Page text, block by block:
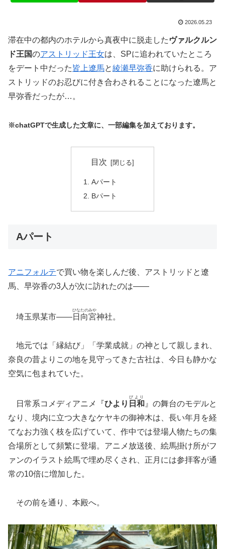
2026.05.23
滞在中の都内のホテルから真夜中に脱走した ヴァルクルン
ド王国のアストリッド王女は、SPに追われていたところ
をデート中だった皆上遼馬と綾瀬早弥香に助けられる。ア
ストリッドのお忍びに付き合わされることになった遼馬と
早弥香だったが…。
※chatGPTで生成した文章に、一部編集を加えております。
目次
Aパート
Bパート
Aパート
アニフォルテで買い物を楽しんだ後、アストリッドと遼
馬、早弥香の3人が次に訪れたのは――
埼玉県某市――日向宮
ひなたのみや
神社。
地元では「縁結び」「学業成就」の神として親しまれ、
奈良の昔よりこの地を見守ってきた古社は、今日も静かな
空気に包まれていた。
日常系コメディアニメ『ひより 日和
びより
』の舞台のモデルと
なり、境内に立つ大きなケヤキの御神木は、長い年月を経
てなお力強く枝を広げていて、作中では登場人物たちの集
合場所として頻繁に登場。アニメ放送後、絵馬掛け所がフ
ァンのイラスト絵馬で埋め尽くされ、正月には参拝客が通
常の10倍に増加した。
その前を通り、本殿へ。